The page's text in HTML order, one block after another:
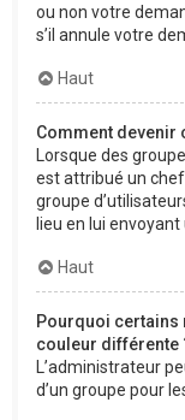
ou non votre
s’il annule votre
Haut
Comment devenir
Lorsque des
est attribué un
groupe
lieu en lui
Haut
Pourquoi certains
couleur différente
L’administrateur
d’un groupe pour